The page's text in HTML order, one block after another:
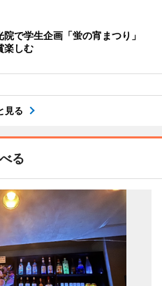
院で学生企画「蛍の宵まつり」
楽しむ
見る
る